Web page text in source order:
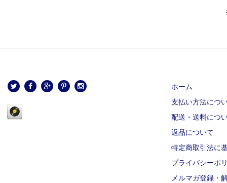
ホーム
支払い方法につ
配送・送料につ
返品について
特定商取引法に
プライバシーポ
メルマガ登録・